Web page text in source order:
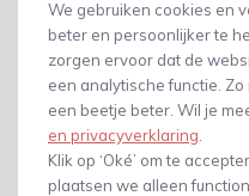
We gebruiken cookies en
beter en persoonlijker te
zorgen ervoor dat de
een analytische functie.
een beetje beter. Wil je
en privacyverklaring
Klik op ‘Oké’ om te
plaatsen we alleen